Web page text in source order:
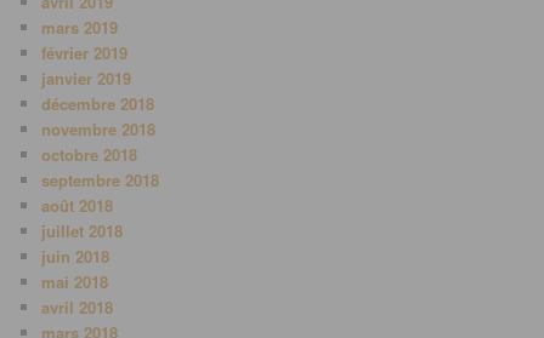
mars 2019
février 2019
janvier 2019
décembre 2018
novembre 2018
octobre 2018
septembre 2018
août 2018
juillet 2018
juin 2018
mai 2018
avril 2018
mars 2018